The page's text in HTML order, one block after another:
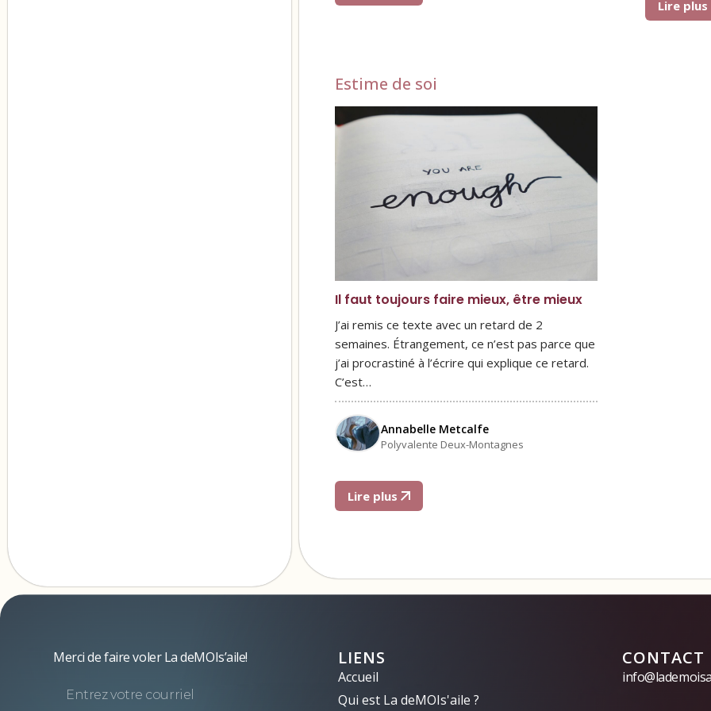
Lire plus
Estime de soi
Il faut toujours faire mieux, être mieux
J’ai remis ce texte avec un retard de 2
semaines. Étrangement, ce n’est pas parce que
j’ai procrastiné à l’écrire qui explique ce retard.
C’est…
Annabelle Metcalfe
Polyvalente Deux-Montagnes
Lire plus
Merci de faire voler La deMOIs’aile! LIENS
Accueil
Qui est La deMOIs'aile ?
CONTACT